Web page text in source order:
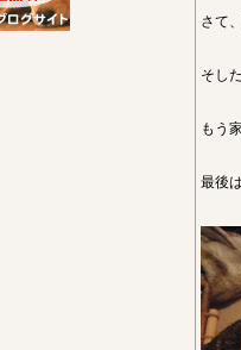
さて
そし
もう
最後